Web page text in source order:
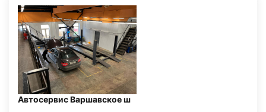
Автосервис Варшавское ш